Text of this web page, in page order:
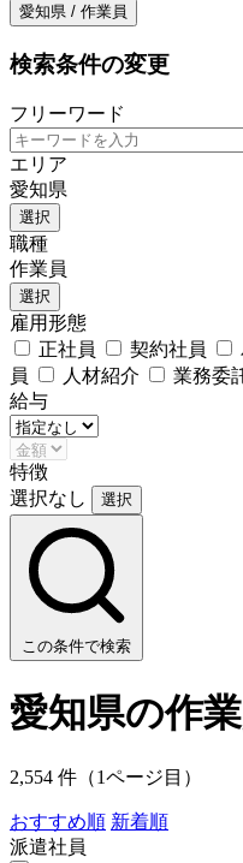
愛知県 / 作業員
検索条件の変更
フリーワード
エリア
愛知県
選択
職種
作業員
選択
雇用形態
正社員
契約社員
員
人材紹介
業務委
給与
特徴
選択なし
選択
この条件で検索
愛知県の作
2,554 件（1ページ目）
おすすめ順 新着順
派遣社員